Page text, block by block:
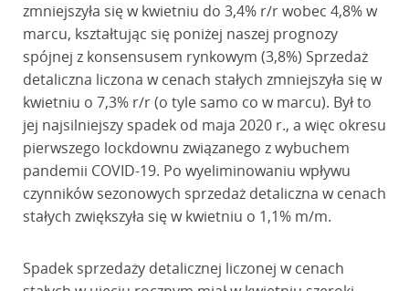
zmniejszyła się w kwietniu do 3,4% r/r wobec 4,8% w
marcu, kształtując się poniżej naszej prognozy
spójnej z konsensusem rynkowym (3,8%) Sprzedaż
detaliczna liczona w cenach stałych zmniejszyła się w
kwietniu o 7,3% r/r (o tyle samo co w marcu). Był to
jej najsilniejszy spadek od maja 2020 r., a więc okresu
pierwszego lockdownu związanego z wybuchem
pandemii COVID-19. Po wyeliminowaniu wpływu
czynników sezonowych sprzedaż detaliczna w cenach
stałych zwiększyła się w kwietniu o 1,1% m/m.
Spadek sprzedaży detalicznej liczonej w cenach